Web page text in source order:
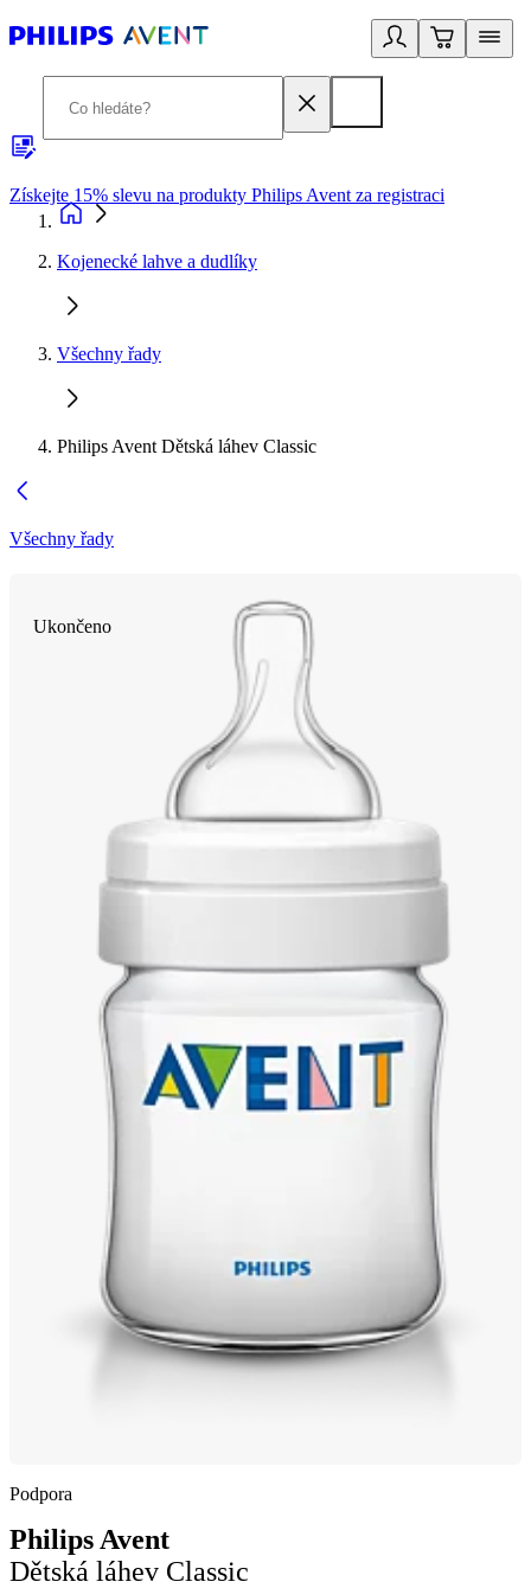
Získejte 15% slevu na produkty Philips Avent za registraci
Kojenecké lahve a dudlíky
Všechny řady
Philips Avent Dětská láhev Classic
Všechny řady
Ukončeno
Podpora
Philips Avent
Dětská láhev Classic